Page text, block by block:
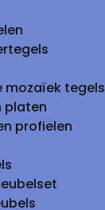
mozaïek tegels
platen
profielen